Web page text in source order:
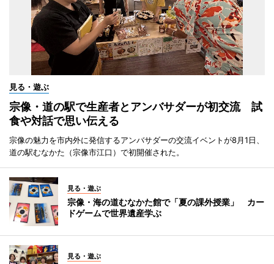
見る・遊ぶ
宗像・道の駅で生産者とアンバサダーが初交流 試
食や対話で思い伝える
宗像の魅力を市内外に発信するアンバサダーの交流イベントが8月1日、
道の駅むなかた（宗像市江口）で初開催された。
見る・遊ぶ
宗像・海の道むなかた館で「夏の課外授業」 カー
ドゲームで世界遺産学ぶ
見る・遊ぶ